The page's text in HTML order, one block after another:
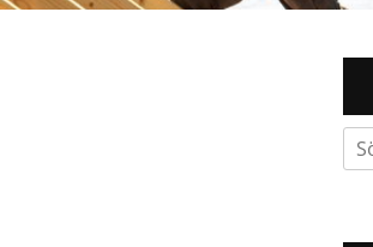
for: